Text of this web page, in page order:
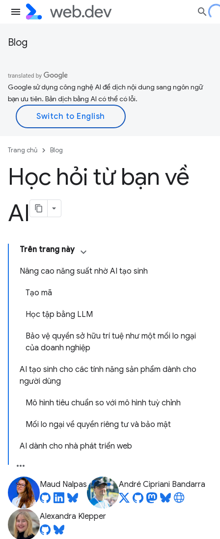
Blog
Google sử dụng công nghệ AI để dịch nội dung sang ngôn ngữ
bạn ưu tiên. Bản dịch bằng AI có thể có lỗi.
Trang chủ Blog
Học hỏi từ bạn về
AI
Trên trang này
Nâng cao năng suất nhờ AI tạo sinh
Tạo mã
Học tập bằng LLM
Bảo vệ quyền sở hữu trí tuệ như một mối lo ngại
của doanh nghiệp
AI tạo sinh cho các tính năng sản phẩm dành cho
người dùng
Mô hình tiêu chuẩn so với mô hình tuỳ chỉnh
Mối lo ngại về quyền riêng tư và bảo mật
AI dành cho nhà phát triển web
Maud Nalpas André Cipriani Bandarra
Alexandra Klepper